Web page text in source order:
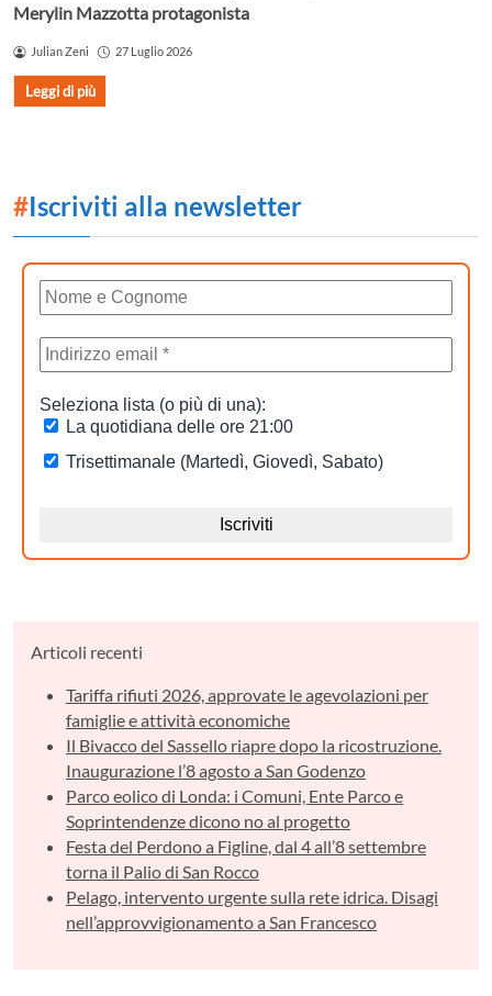
Merylin Mazzotta protagonista
Julian Zeni 27 Luglio 2026
Leggi di più
#Iscriviti alla newsletter
Articoli recenti
Tariffa rifiuti 2026, approvate le agevolazioni per
famiglie e attività economiche
Il Bivacco del Sassello riapre dopo la ricostruzione.
Inaugurazione l’8 agosto a San Godenzo
Parco eolico di Londa: i Comuni, Ente Parco e
Soprintendenze dicono no al progetto
Festa del Perdono a Figline, dal 4 all’8 settembre
torna il Palio di San Rocco
Pelago, intervento urgente sulla rete idrica. Disagi
nell’approvvigionamento a San Francesco